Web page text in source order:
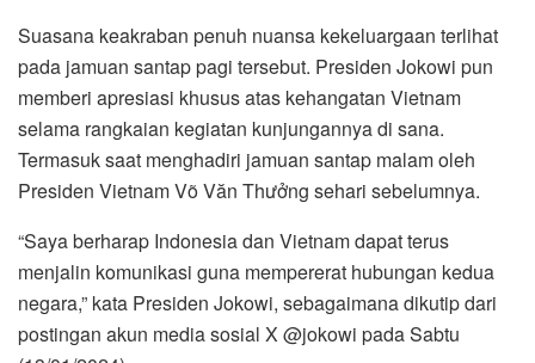
Suasana keakraban penuh nuansa kekeluargaan terlihat
pada jamuan santap pagi tersebut. Presiden Jokowi pun
memberi apresiasi khusus atas kehangatan Vietnam
selama rangkaian kegiatan kunjungannya di sana.
Termasuk saat menghadiri jamuan santap malam oleh
Presiden Vietnam Võ Văn Thưởng sehari sebelumnya.
“Saya berharap Indonesia dan Vietnam dapat terus
menjalin komunikasi guna mempererat hubungan kedua
negara,” kata Presiden Jokowi, sebagaimana dikutip dari
postingan akun media sosial X @jokowi pada Sabtu